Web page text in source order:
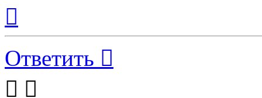
началу
Ответить